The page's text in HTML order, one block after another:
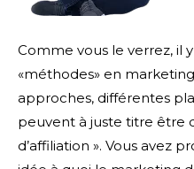
Comme vous le verrez, il
«méthodes» en
approches, différentes
peuvent à juste titre être
d’affiliation ». Vous avez